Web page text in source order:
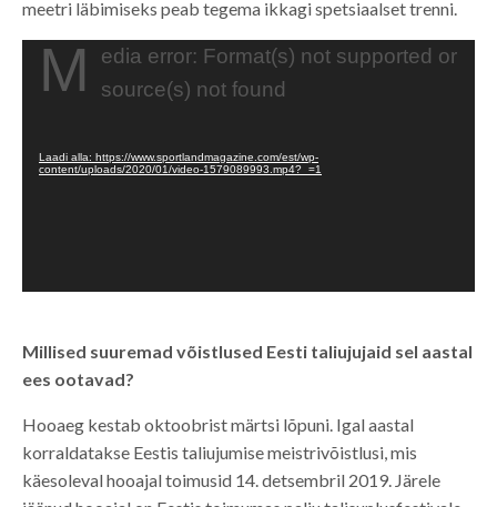
meetri läbimiseks peab tegema ikkagi spetsiaalset trenni.
Videoesitaja
M
edia error: Format(s) not supported or
source(s) not found
Laadi alla: https://www.sportlandmagazine.com/est/wp-
content/uploads/2020/01/video-1579089993.mp4?_=1
Millised suuremad võistlused Eesti taliujujaid sel aastal
ees ootavad?
Hooaeg kestab oktoobrist märtsi lõpuni. Igal aastal
korraldatakse Eestis taliujumise meistrivõistlusi, mis
käesoleval hooajal toimusid 14. detsembril 2019. Järele